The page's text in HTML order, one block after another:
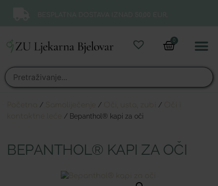
0
/ / /
/ Bepanthol® kapi za oči
BEPANTHOL® KAPI ZA OČI